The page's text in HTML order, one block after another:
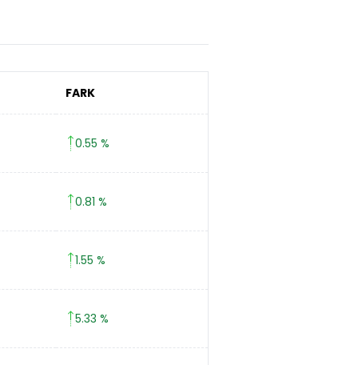
FARK
0.55 %
0.81 %
1.55 %
5.33 %